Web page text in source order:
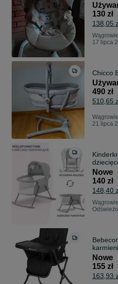
130 zł
138,05
17 lipca
Chicco
490 zł
510,65
21 lipca
NOWE
Nowe
140 zł
148,40
Nowe
155 zł
163,93